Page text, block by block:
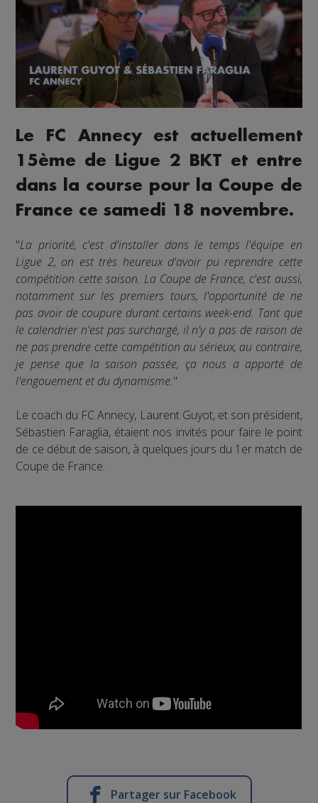
Le FC Annecy est actuellement
15ème de Ligue 2 BKT et entre
dans la course pour la Coupe de
France ce samedi 18 novembre.
"La priorité, c'est d'installer dans le temps l'équipe en
Ligue 2, on est très heureux d'avoir pu reprendre cette
compétition cette saison. La Coupe de France, c'est aussi,
notamment sur les premiers tours, l'opportunité de ne
pas avoir de coupure durant certains week-end. Tant que
le calendrier n'est pas surchargé, il n'y a pas de raison de
ne pas prendre cette compétition au sérieux, au contraire,
je pense que la saison passée, ça nous a apporté de
l'engouement et du dynamisme."
Le coach du FC Annecy, Laurent Guyot, et son président,
Sébastien Faraglia, étaient nos invités pour faire le point
de ce début de saison, à quelques jours du 1er match de
Coupe de France.
Partager sur Facebook